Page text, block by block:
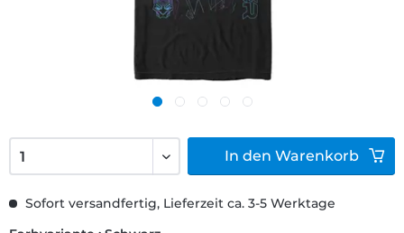
Sofort versandfertig, Lieferzeit ca. 3-5 Werktage
In den Warenkorb